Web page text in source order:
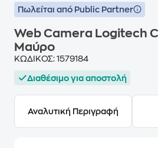
Πωλείται από Public Partner
Web Camera Logitech
Μαύρο
ΚΩΔΙΚΟΣ: 1579184
Διαθέσιμο για αποστολή
Αναλυτική Περιγραφή